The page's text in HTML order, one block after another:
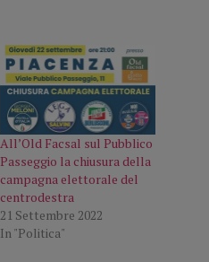
All’Old Facsal sul Pubblico
Passeggio la chiusura della
campagna elettorale del
centrodestra
21 Settembre 2022
In "Politica"